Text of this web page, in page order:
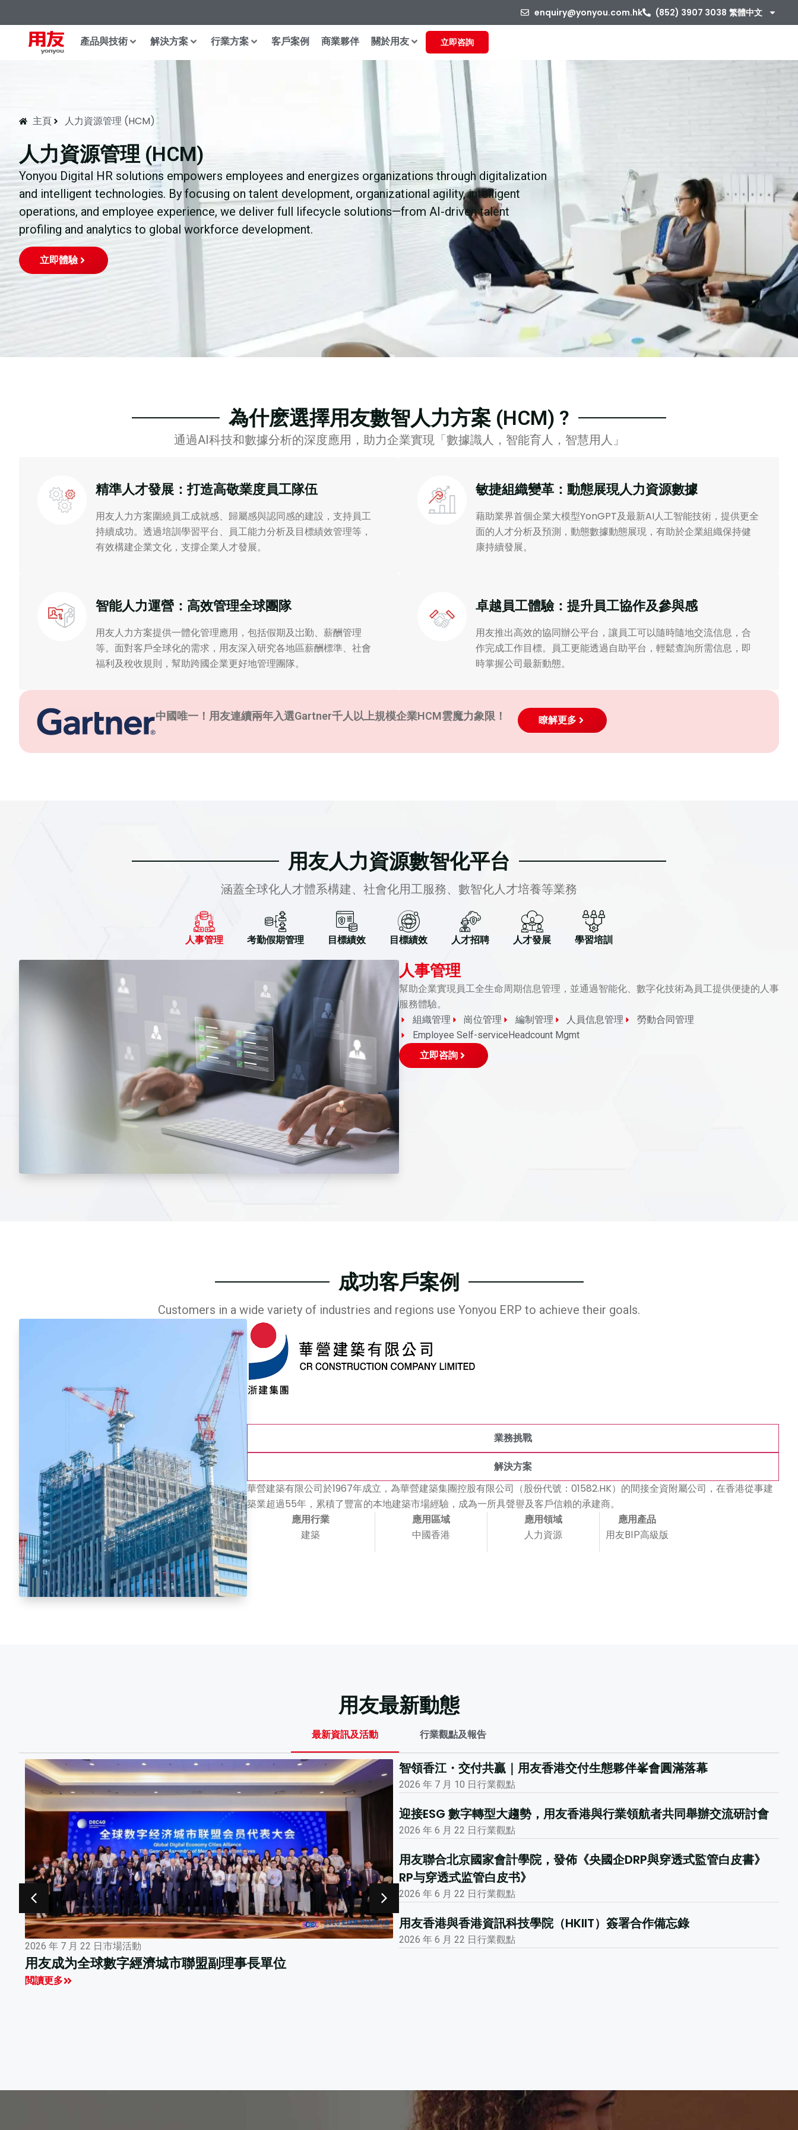
enquiry@yonyou.com.hk (852) 3907 3038 繁體中文
產品與技術 解決方案 行業方案 客戶案例 商業夥伴 關於用友 立即咨詢
主頁 人力資源管理 (HCM)
人力資源管理 (HCM)
Yonyou Digital HR solutions empowers employees and energizes organizations through digitalization
and intelligent technologies. By focusing on talent development, organizational agility, intelligent
operations, and employee experience, we deliver full lifecycle solutions—from AI-driven talent
profiling and analytics to global workforce development.
立即體驗
為什麽選擇用友數智人力方案 (HCM) ?
通過AI科技和數據分析的深度應用，助力企業實現「數據識人，智能育人，智慧用人」
精準人才發展：打造高敬業度員工隊伍
用友人力方案圍繞員工成就感、歸屬感與認同感的建設，支持員工
持續成功。透過培訓學習平台、員工能力分析及目標績效管理等，
有效構建企業文化，支撐企業人才發展。
敏捷組織變革：動態展現人力資源數據
藉助業界首個企業大模型YonGPT及最新AI人工智能技術，提供更全
面的人才分析及預測，動態數據動態展現，有助於企業組織保持健
康持續發展。
智能人力運營：高效管理全球團隊
用友人力方案提供一體化管理應用，包括假期及岀勤、薪酬管理
等。面對客戶全球化的需求，用友深入研究各地區薪酬標準、社會
福利及稅收規則，幫助跨國企業更好地管理團隊。
卓越員工體驗：提升員工協作及參與感
用友推出高效的協同辦公平台，讓員工可以隨時隨地交流信息，合
作完成工作目標。員工更能透過自助平台，輕鬆查詢所需信息，即
時掌握公司最新動態。
中國唯一！用友連續兩年入選Gartner千人以上規模企業HCM雲魔力象限！ 瞭解更多
用友人力資源數智化平台
涵蓋全球化人才體系構建、社會化用工服務、數智化人才培養等業務
人事管理 考勤假期管理 目標績效 目標績效 人才招聘 人才發展 學習培訓
人事管理
幫助企業實現員工全生命周期信息管理，並通過智能化、數字化技術為員工提供便捷的人事
服務體驗。
組織管理 崗位管理 編制管理 人員信息管理
勞動合同管理
Employee Self-serviceHeadcount Mgmt
立即咨詢
成功客戶案例
Customers in a wide variety of industries and regions use Yonyou ERP to achieve their goals.
業務挑戰
解決方案
華營建築有限公司於1967年成立，為華營建築集團控股有限公司（股份代號：01582.HK）的間接全資附屬公司，在香港從事建
築業超過55年，累積了豐富的本地建築市場經驗，成為一所具聲譽及客戶信賴的承建商。
應用行業
建築
應用區域
中國香港
應用領域
人力資源
應用產品
用友BIP高級版
用友最新動態
最新資訊及活動 行業觀點及報告
2026 年 7 月 16 日 行業觀點
全球數字經濟城市聯盟學員探訪用友
智領香江・交付共贏｜用友香港交付生態夥伴峯會圓滿落幕
2026 年 7 月 10 日 行業觀點
迎接ESG 數字轉型大趨勢，用友香港與行業領航者共同舉辦交流研討會
2026 年 6 月 22 日 行業觀點
用友聯合北京國家會計學院，發佈《央國企DRP與穿透式監管白皮書》
RP与穿透式监管白皮书》
2026 年 6 月 22 日 行業觀點
用友香港與香港資訊科技學院（HKIIT）簽署合作備忘錄
2026 年 6 月 22 日 行業觀點